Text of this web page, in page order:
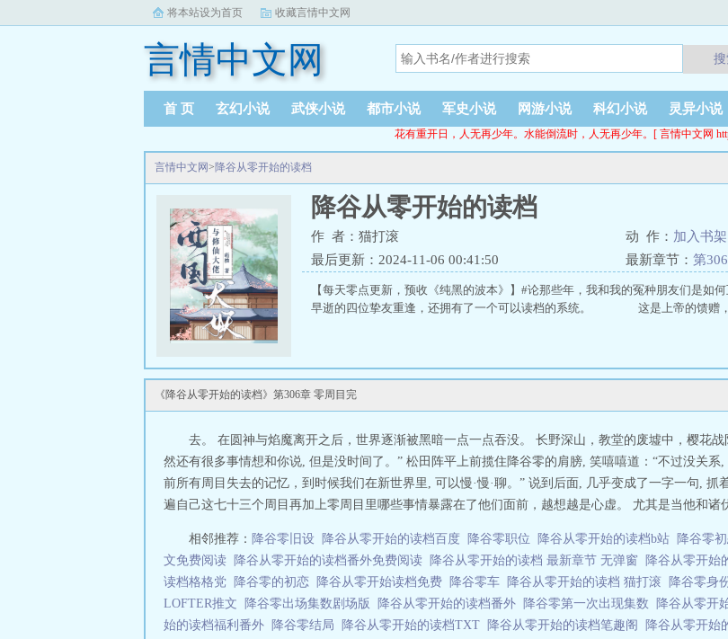
将本站设为首页 收藏言情中文网
言情中文网
首 页 玄幻小说 武侠小说 都市小说 军史小说 网游小说 科幻小说 灵异小说
花有重开日，人无再少年。水能倒流时，人无再少年。[ 言情中文网
言情中文网> 降谷从零开始的读档
降谷从零开始的读档
作 者：猫打滚 动 作： 加入书架
最后更新：2024-11-06 00:41:50
最新章节： 第
【每天零点更新，预收《纯黑的波本》】#论那些年，我和我的冤种朋友们是如
早逝的四位挚友重逢，还拥有了一个可以读档的系统。 这是上帝的馈赠，
《降谷从零开始的读档》第306章 零周目完
去。 在圆神与焰魔离开之后，世界逐渐被黑暗一点一点吞没。 长野深山，教堂的废墟中，樱花
然还有很多事情想和你说, 但是没时间了。” 松田阵平上前揽住降谷零的肩膀, 笑嘻嘻道：“不过没关
前所有周目失去的记忆，到时候我们在新世界里, 可以慢·慢·聊。” 说到后面, 几乎变成了一字一句,
遍自己这七十三个周目再加上零周目里哪些事情暴露在了他们面前，越想越是心虚。 尤其是当他和诸
相邻推荐： 降谷零旧设 降谷从零开始的读档百度 降谷零职位 降谷从零开始的读档b站 降谷零
文免费阅读
降谷从零开始的读档番外免费阅读 降谷从零开始的读档 最新章节 无弹窗 降谷从零开始
读档格格党
降谷零的初恋 降谷从零开始读档免费 降谷零车 降谷从零开始的读档 猫打滚 降谷零身
LOFTER推文
降谷零出场集数剧场版 降谷从零开始的读档番外 降谷零第一次出现集数 降谷从零开
始的读档福利番外
降谷零结局 降谷从零开始的读档TXT 降谷从零开始的读档笔趣阁 降谷从零开始